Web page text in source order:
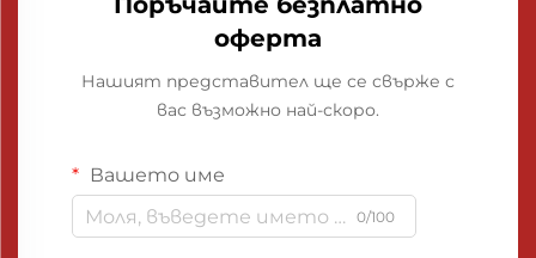
оферта
Нашият представител ще се свърже с
вас възможно най-скоро.
Вашето име
0/100